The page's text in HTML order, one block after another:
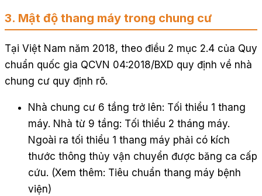
3. Mật độ thang máy trong chung cư
Tại Việt Nam năm 2018, theo điều 2 mục 2.4 của Quy
chuẩn quốc gia QCVN 04:2018/BXD quy định về nhà
chung cư quy định rõ.
Nhà chung cư 6 tầng trở lên: Tối thiểu 1 thang
máy. Nhà từ 9 tầng: Tối thiểu 2 tháng máy.
Ngoài ra tối thiểu 1 thang máy phải có kích
thước thông thủy vận chuyển được băng ca cấp
cứu. (Xem thêm: Tiêu chuẩn thang máy bệnh
viện)